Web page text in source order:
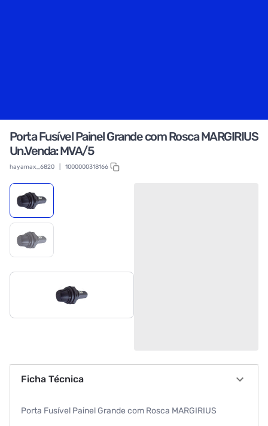
Porta Fusível Painel Grande com Rosca MARGIRIUS
Un.Venda: MVA/5
hayamax_6820 1000000318166
Ficha Técnica
Porta Fusível Painel Grande com Rosca MARGIRIUS